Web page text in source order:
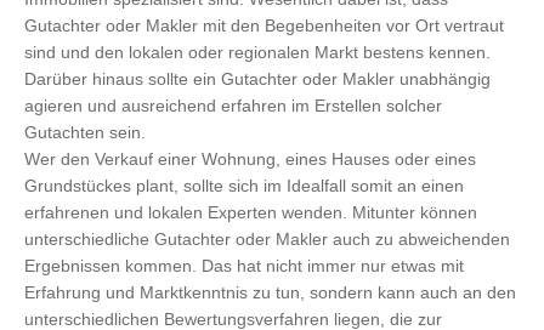
Gutachter oder Makler mit den Begebenheiten vor Ort vertraut
sind und den lokalen oder regionalen Markt bestens kennen.
Darüber hinaus sollte ein Gutachter oder Makler unabhängig
agieren und ausreichend erfahren im Erstellen solcher
Gutachten sein.
Wer den Verkauf einer Wohnung, eines Hauses oder eines
Grundstückes plant, sollte sich im Idealfall somit an einen
erfahrenen und lokalen Experten wenden. Mitunter können
unterschiedliche Gutachter oder Makler auch zu abweichenden
Ergebnissen kommen. Das hat nicht immer nur etwas mit
Erfahrung und Marktkenntnis zu tun, sondern kann auch an den
unterschiedlichen Bewertungsverfahren liegen, die zur